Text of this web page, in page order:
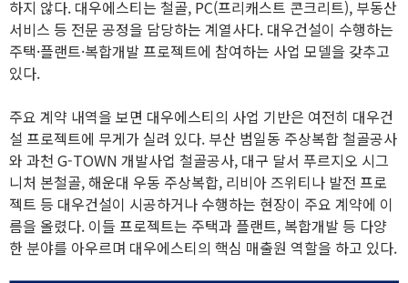
하지 않다. 대우에스티는 철골, PC(프리캐스트 콘크리트), 부동산
서비스 등 전문 공정을 담당하는 계열사다. 대우건설이 수행하는
주택·플랜트·복합개발 프로젝트에 참여하는 사업 모델을 갖추고
있다.
주요 계약 내역을 보면 대우에스티의 사업 기반은 여전히 대우건
설 프로젝트에 무게가 실려 있다. 부산 범일동 주상복합 철골공사
와 과천 G-TOWN 개발사업 철골공사, 대구 달서 푸르지오 시그
니처 본철골, 해운대 우동 주상복합, 리비아 즈위티나 발전 프로
젝트 등 대우건설이 시공하거나 수행하는 현장이 주요 계약에 이
름을 올렸다. 이들 프로젝트는 주택과 플랜트, 복합개발 등 다양
한 분야를 아우르며 대우에스티의 핵심 매출원 역할을 하고 있다.